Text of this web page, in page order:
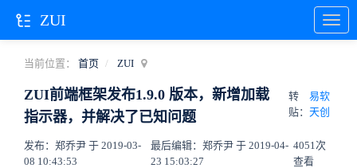
当前位置： 首页 ZUI
ZUI前端框架发布1.9.0 版本，新增加载
指示器，并解决了已知问题
转
贴：
易软
天创
发布：郑乔尹 于 2019-03-
08 10:43:53
最后编辑：郑乔尹 于 2019-04-
23 15:03:27
4051次
查看
ZUI